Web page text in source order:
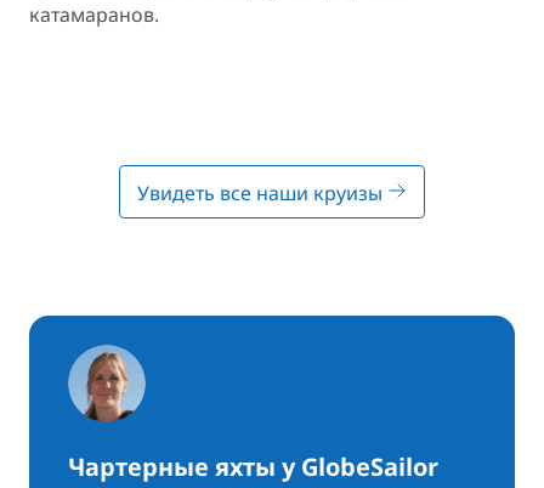
катамаранов.
Увидеть все наши круизы
Чартерные яхты у GlobeSailor